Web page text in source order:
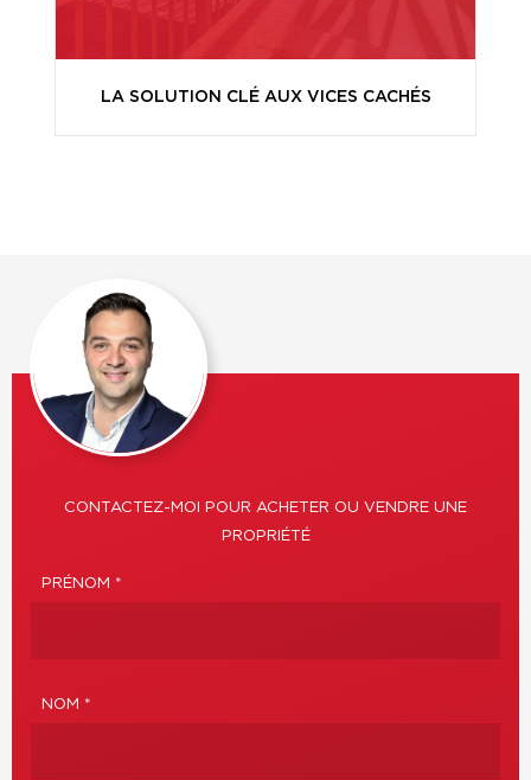
LA SOLUTION CLÉ AUX VICES CACHÉS
CONTACTEZ-MOI POUR ACHETER OU VENDRE UNE
PROPRIÉTÉ
PRÉNOM *
NOM *